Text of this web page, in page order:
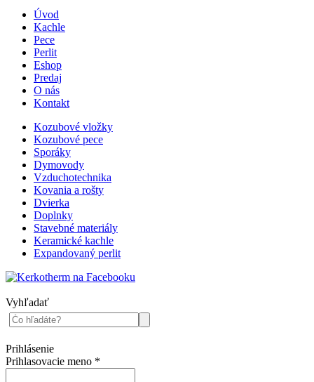
Úvod
Kachle
Pece
Perlit
Eshop
Predaj
O nás
Kontakt
Kozubové vložky
Kozubové pece
Sporáky
Dymovody
Vzduchotechnika
Kovania a rošty
Dvierka
Doplnky
Stavebné materiály
Keramické kachle
Expandovaný perlit
Vyhľadať
Prihlásenie
Prihlasovacie meno *